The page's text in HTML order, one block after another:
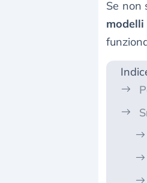
Se non
modelli